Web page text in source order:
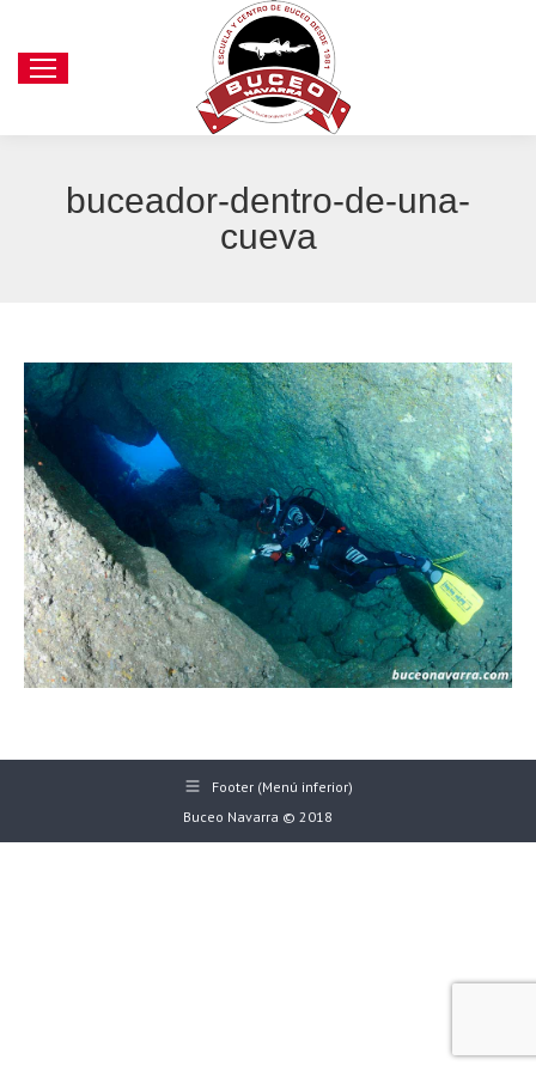
buceador-dentro-de-una-
cueva
Footer (Menú inferior)
Buceo Navarra © 2018